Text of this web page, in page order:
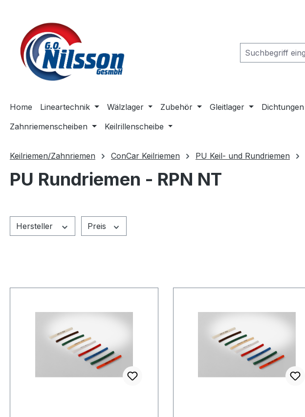
Home Lineartechnik Wälzlager Zubehör Gleitlager Dichtungen
Zahnriemenscheiben
Keilrillenscheibe
Keilriemen/Zahnriemen ConCar Keilriemen PU Keil- und Rundriemen
PU Rundriemen - RPN NT
Hersteller Preis